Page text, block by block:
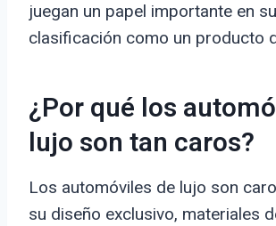
juegan un papel importante en su
clasificación como un producto
¿Por qué los
lujo son tan caros?
Los automóviles de lujo son
su diseño exclusivo, materiales